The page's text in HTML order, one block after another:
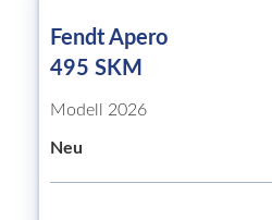
Fendt Apero
495 SKM
Modell 2026
Neu